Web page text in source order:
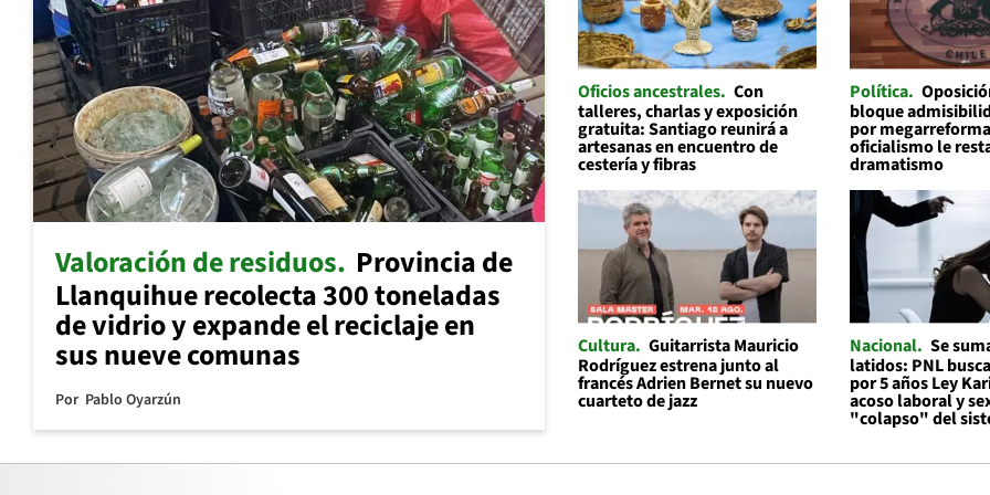
Valoración de residuos Provincia de
Llanquihue recolecta 300 toneladas
de vidrio y expande el reciclaje en
sus nueve comunas
Por Pablo Oyarzún
Oficios ancestrales Con
talleres, charlas y exposición
gratuita: Santiago reunirá a
artesanas en encuentro de
cestería y fibras
Política
bloque
por
oficialismo le
dramatismo
Cultura Guitarrista Mauricio
Rodríguez estrena junto al
francés Adrien Bernet su nuevo
cuarteto de jazz
Nacional Se
latidos: PNL
por 5 años Ley
acoso laboral y
"colapso" del